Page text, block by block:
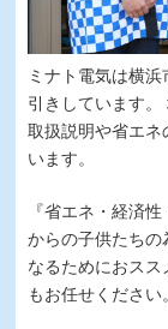
ミナト電気は横
引きしています。
取扱説明や省エ
います。
『省エネ・経済
からの子供たちの
なるためにおス
もお任せください。